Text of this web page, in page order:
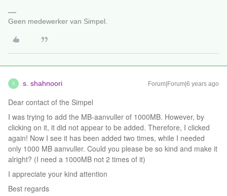
Geen medewerker van Simpel.
S s. shahnoori Forum|Forum|6 years ago
Dear contact of the Simpel
I was trying to add the MB-aanvuller of 1000MB. However, by
clicking on it, it did not appear to be added. Therefore, I clicked
again! Now I see it has been added two times, while I needed
only 1000 MB aanvuller. Could you please be so kind and make it
alright? (I need a 1000MB not 2 times of it)
I appreciate your kind attention
Best regards